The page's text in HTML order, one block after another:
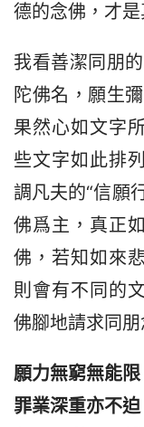
德的念佛，才是
我看善潔同朋
陀佛名，願生
果然心如文字
些文字如此排
調凡夫的“信願
佛爲主，真正
佛，若知如來
則會有不同的
佛腳地請求同朋
願力無窮無能限
罪業深重亦不迫